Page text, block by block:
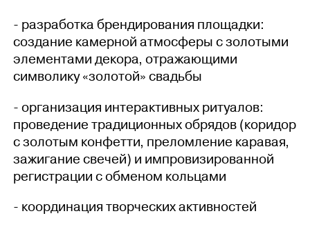
- разработка брендирования площадки:
создание камерной атмосферы с золотыми
элементами декора, отражающими
символику «золотой» свадьбы
- организация интерактивных ритуалов:
проведение традиционных обрядов (коридор
с золотым конфетти, преломление каравая,
зажигание свечей) и импровизированной
регистрации с обменом кольцами
- координация творческих активностей